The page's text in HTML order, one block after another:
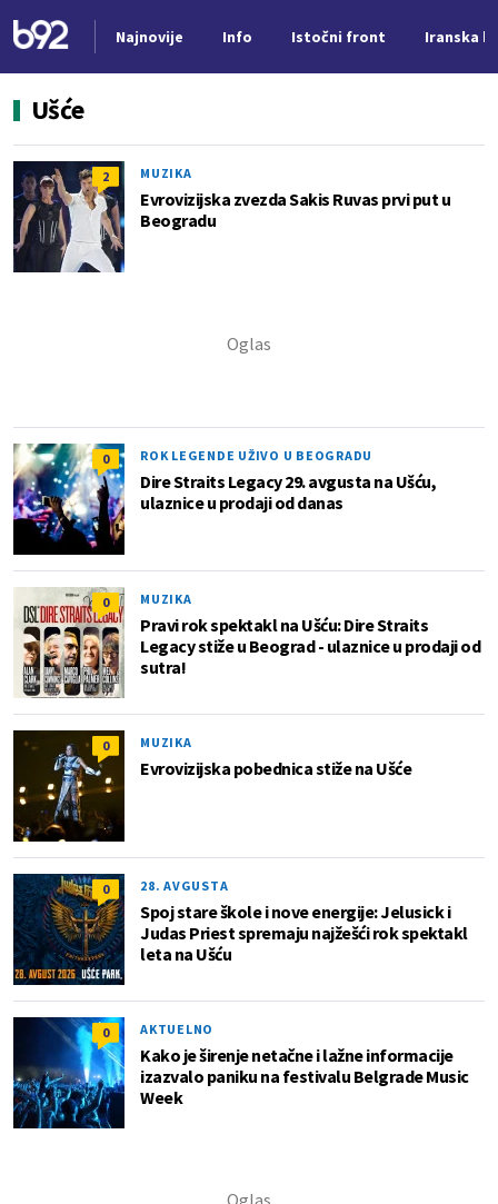
Najnovije Info Istočni front Iranska
Ušće
2 MUZIKA
Evrovizijska zvezda Sakis Ruvas prvi put u
Beogradu
0 ROK LEGENDE UŽIVO U BEOGRADU
Dire Straits Legacy 29. avgusta na Ušću,
ulaznice u prodaji od danas
0 MUZIKA
Pravi rok spektakl na Ušću: Dire Straits
Legacy stiže u Beograd - ulaznice u prodaji od
sutra!
0 MUZIKA
Evrovizijska pobednica stiže na Ušće
0 28. AVGUSTA
Spoj stare škole i nove energije: Jelusick i
Judas Priest spremaju najžešći rok spektakl
leta na Ušću
0 AKTUELNO
Kako je širenje netačne i lažne informacije
izazvalo paniku na festivalu Belgrade Music
Week